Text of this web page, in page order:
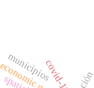
municipioscovid-19